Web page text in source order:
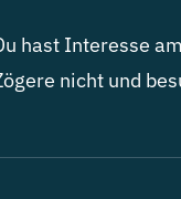
hast Interesse
nicht und